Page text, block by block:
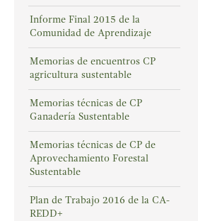
Informe Final 2015 de la
Comunidad de Aprendizaje
Memorias de encuentros CP
agricultura sustentable
Memorias técnicas de CP
Ganadería Sustentable
Memorias técnicas de CP de
Aprovechamiento Forestal
Sustentable
Plan de Trabajo 2016 de la CA-
REDD+